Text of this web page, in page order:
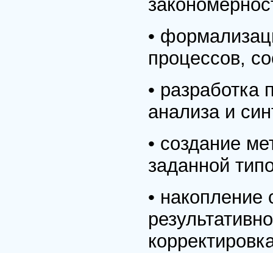
•
процессов,
•
анализа и
• создание
заданной
• накопление